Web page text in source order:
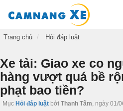
Trang chủ Hỏi đáp luật
Xe tải: Giao xe co
hàng vượt quá bề
phạt bao tiền?
Mục Hỏi đáp luật bởi Thanh Tâm, ngày 01/